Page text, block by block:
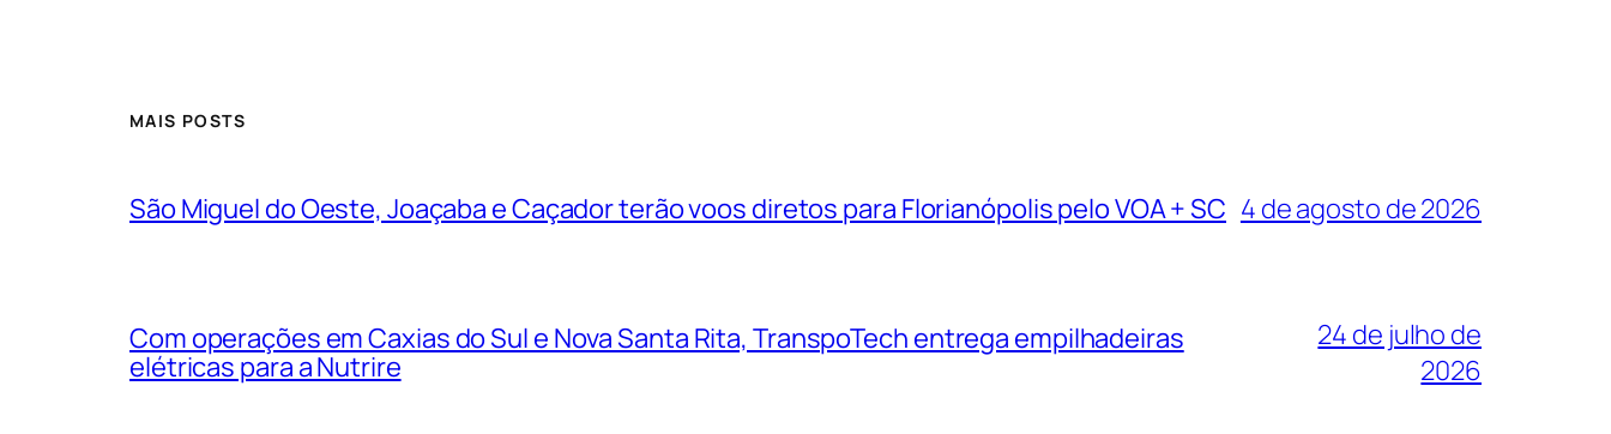
MAIS POSTS
São Miguel do Oeste, Joaçaba e Caçador terão voos diretos para Florianópolis pelo VOA + SC 4 de agosto de 2026
Com operações em Caxias do Sul e Nova Santa Rita, TranspoTech entrega empilhadeiras
elétricas para a Nutrire
24 de julho de
2026